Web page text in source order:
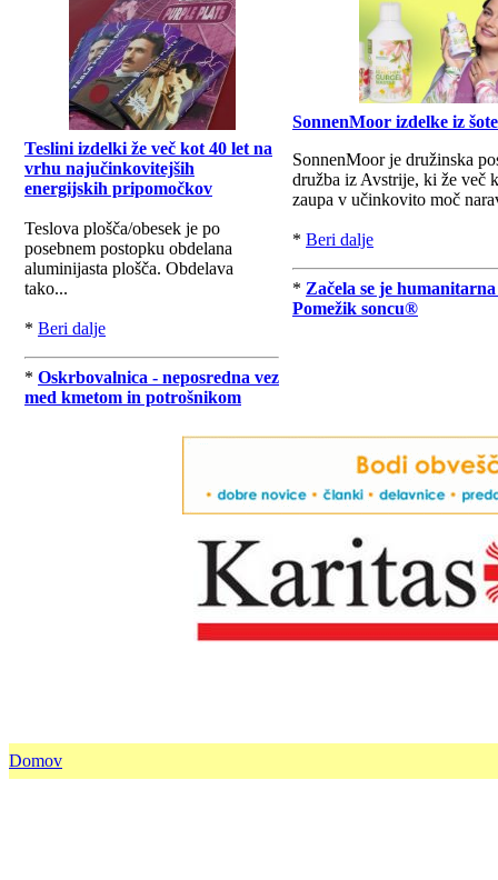
Teslini izdelki že več kot 40 let na
vrhu najučinkovitejših
energijskih pripomočkov
Teslova plošča/obesek je po
posebnem postopku obdelana
aluminijasta plošča. Obdelava
tako...
* Beri dalje
* Oskrbovalnica - neposredna vez
med kmetom in potrošnikom
SonnenMoor izdelke iz šote
SonnenMoor je družinska
družba iz Avstrije, ki že več
zaupa v učinkovito moč
* Beri dalje
* Začela se je
Pomežik soncu®
Domov